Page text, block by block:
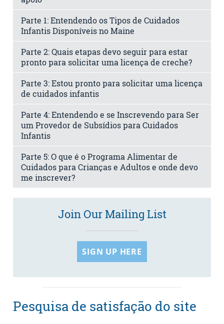
Parte 1: Entendendo os Tipos de Cuidados
Infantis Disponíveis no Maine
Parte 2: Quais etapas devo seguir para estar
pronto para solicitar uma licença de creche?
Parte 3: Estou pronto para solicitar uma licença
de cuidados infantis
Parte 4: Entendendo e se Inscrevendo para Ser
um Provedor de Subsídios para Cuidados
Infantis
Parte 5: O que é o Programa Alimentar de
Cuidados para Crianças e Adultos e onde devo
me inscrever?
Join Our Mailing List
SIGN UP HERE
Pesquisa de satisfação do site